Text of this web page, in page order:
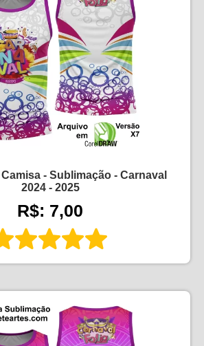
- Sublimação - Carnaval
2024 - 2025
R$: 7,00